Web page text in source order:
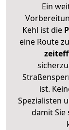
Ein
Kehl ist die
eine Route
ist.
Spezialisten
damit Sie